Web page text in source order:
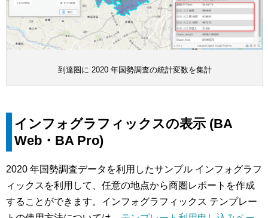
到達圏に 2020 年国勢調査の統計変数を集計
インフォグラフィックスの表示 (BA
Web・BA Pro)
2020 年国勢調査データを利用したサンプル インフォグラフ
ィックスを利用して、任意の地点から商圏レポートを作成
することができます。インフォグラフィックス テンプレー